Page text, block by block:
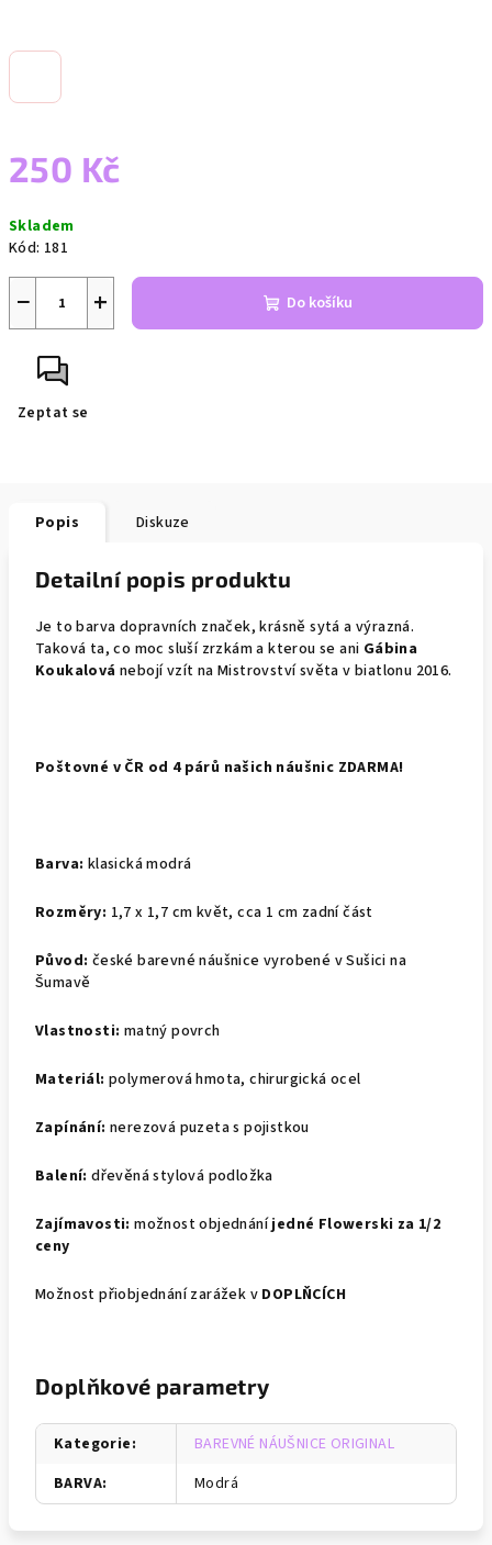
250 Kč
cena:
Skladem
Kód: 181
+
− Do košíku
Zeptat se
Popis Diskuze
Detailní popis produktu
Je to barva dopravních značek, krásně sytá a výrazná.
Taková ta, co moc sluší zrzkám a kterou se ani Gábina
Koukalová nebojí vzít na Mistrovství světa v biatlonu 2016.
Poštovné v ČR od 4 párů našich náušnic ZDARMA!
Barva: klasická modrá
Rozměry: 1,7 x 1,7 cm květ, cca 1 cm zadní část
Původ: české barevné náušnice vyrobené v Sušici na
Šumavě
Vlastnosti: matný povrch
Materiál: polymerová hmota, chirurgická ocel
Zapínání: nerezová puzeta s pojistkou
Balení: dřevěná stylová podložka
Zajímavosti: možnost objednáníjedné Flowerski za 1/2
ceny
Možnost přiobjednání zarážek v DOPLŇCÍCH
Doplňkové parametry
Kategorie:
BAREVNÉ NÁUŠNICE ORIGINAL
BARVA: Modrá